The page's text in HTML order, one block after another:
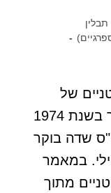
של
יצחק ביילי אשר פורסמו במקור בשנת 1974
שדה בוקר
במאמר
מתוך